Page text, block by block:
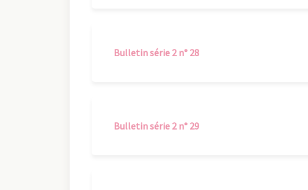
Bulletin série 2 n° 28
Bulletin série 2 n° 29